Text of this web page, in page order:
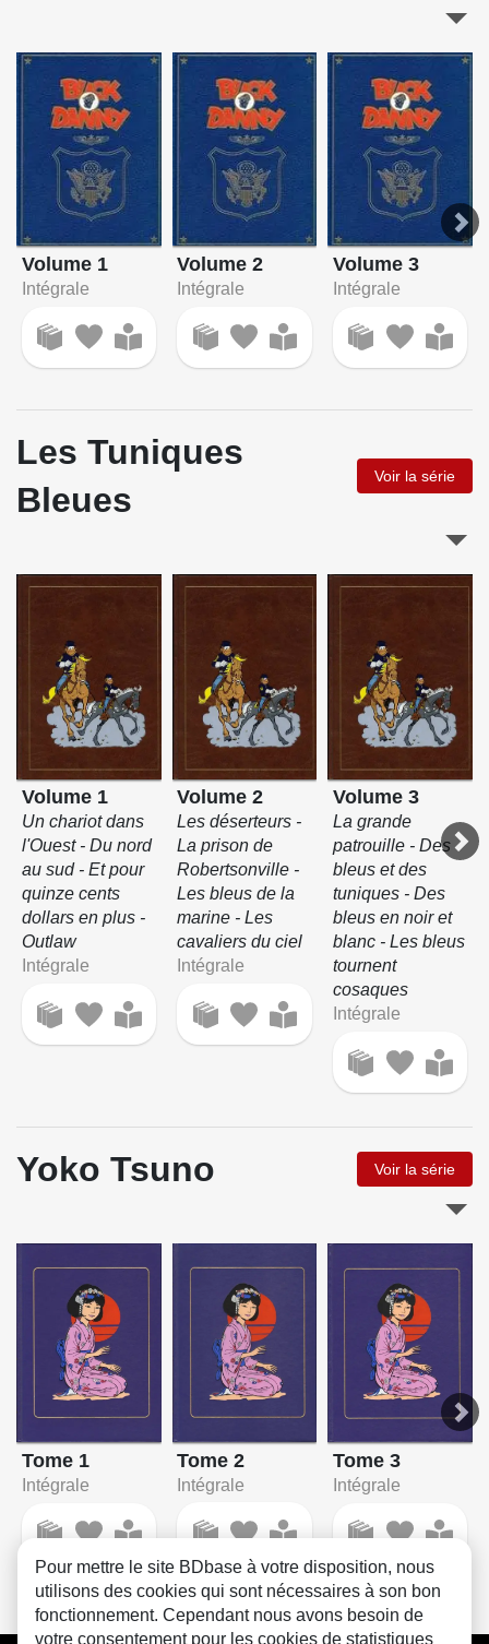
Volume 1
Intégrale
Volume 2
Intégrale
Volume 3
Intégrale
Les Tuniques
Bleues
Voir la série
Volume 1
Un chariot dans
l'Ouest - Du nord
au sud - Et pour
quinze cents
dollars en plus -
Outlaw
Intégrale
Volume 2
Les déserteurs -
La prison de
Robertsonville -
Les bleus de la
marine - Les
cavaliers du ciel
Intégrale
Volume 3
La grande
patrouille - Des
bleus et des
tuniques - Des
bleus en noir et
blanc - Les bleus
tournent
cosaques
Intégrale
Yoko Tsuno Voir la série
Tome 1
Intégrale
Tome 2
Intégrale
Tome 3
Intégrale
Pour mettre le site BDbase à votre disposition, nous
utilisons des cookies qui sont nécessaires à son bon
fonctionnement. Cependant nous avons besoin de
votre consentement pour les cookies de statistiques